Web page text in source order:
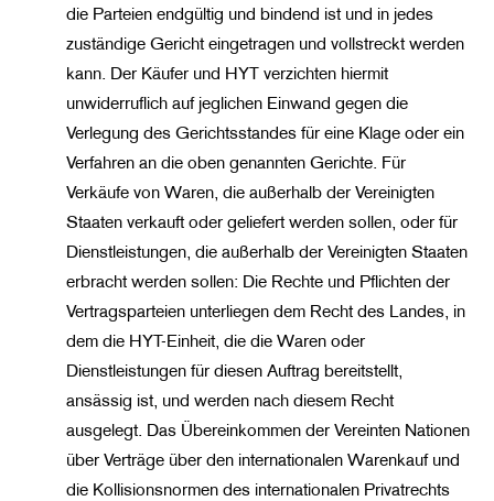
die Parteien endgültig und bindend ist und in jedes
zuständige Gericht eingetragen und vollstreckt werden
kann. Der Käufer und HYT verzichten hiermit
unwiderruflich auf jeglichen Einwand gegen die
Verlegung des Gerichtsstandes für eine Klage oder ein
Verfahren an die oben genannten Gerichte. Für
Verkäufe von Waren, die außerhalb der Vereinigten
Staaten verkauft oder geliefert werden sollen, oder für
Dienstleistungen, die außerhalb der Vereinigten Staaten
erbracht werden sollen: Die Rechte und Pflichten der
Vertragsparteien unterliegen dem Recht des Landes, in
dem die HYT-Einheit, die die Waren oder
Dienstleistungen für diesen Auftrag bereitstellt,
ansässig ist, und werden nach diesem Recht
ausgelegt. Das Übereinkommen der Vereinten Nationen
über Verträge über den internationalen Warenkauf und
die Kollisionsnormen des internationalen Privatrechts